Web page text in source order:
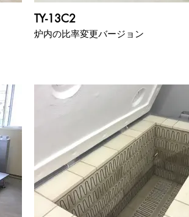
TY-13C2
炉内の比率変更バージョン